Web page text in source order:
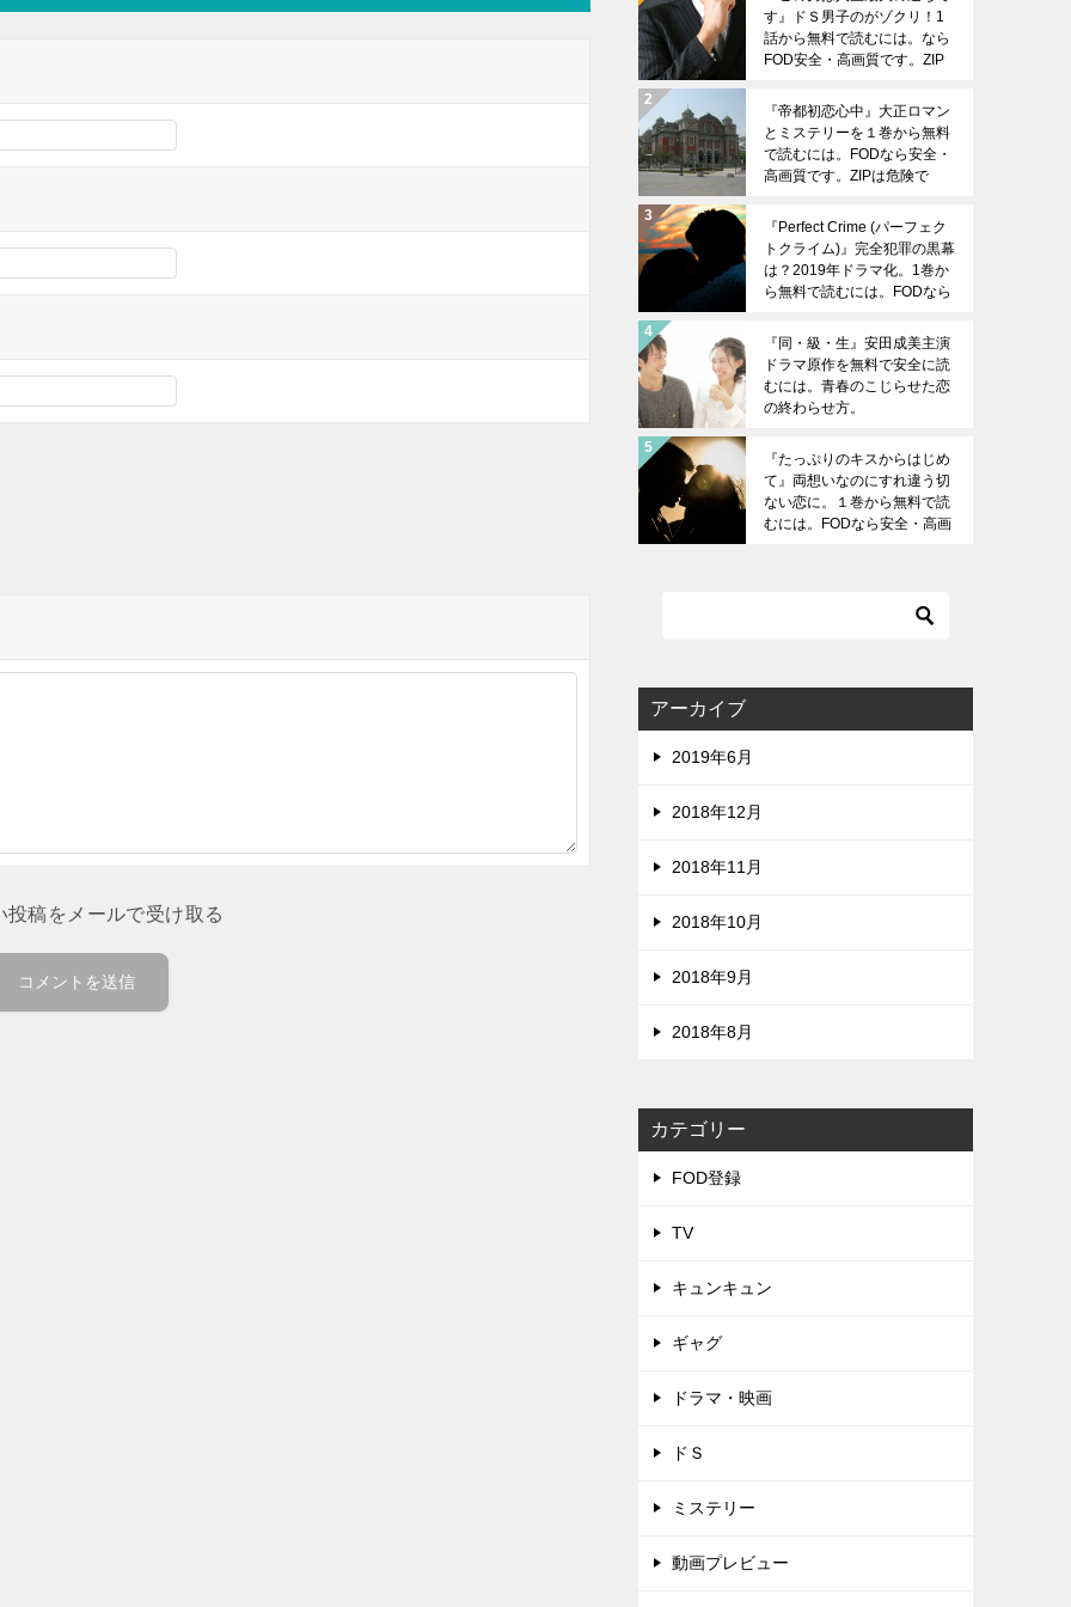
投稿をメールで受け取る
す』ドＳ男子のがゾクリ！1
話から無料で読むには。なら
FOD安全・高画質です。ZIP
『帝都初恋心中』大正ロマン
とミステリーを１巻から無料
で読むには。FODなら安全・
高画質です。ZIPは危険で
『Perfect Crime (パーフェク
トクライム)』完全犯罪の黒幕
は？2019年ドラマ化。1巻か
ら無料で読むには。FODなら
険です。
『同・級・生』安田成美主演
ドラマ原作を無料で安全に読
むには。青春のこじらせた恋
の終わらせ方。
『たっぷりのキスからはじめ
て』両想いなのにすれ違う切
ない恋に。１巻から無料で読
むには。FODなら安全・高画
アーカイブ
2019年6月
2018年12月
2018年11月
2018年10月
2018年9月
2018年8月
カテゴリー
FOD登録
TV
キュンキュン
ギャグ
ドラマ・映画
ドＳ
ミステリー
動画プレビュー